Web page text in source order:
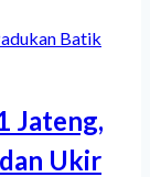
Jateng,
Ukir